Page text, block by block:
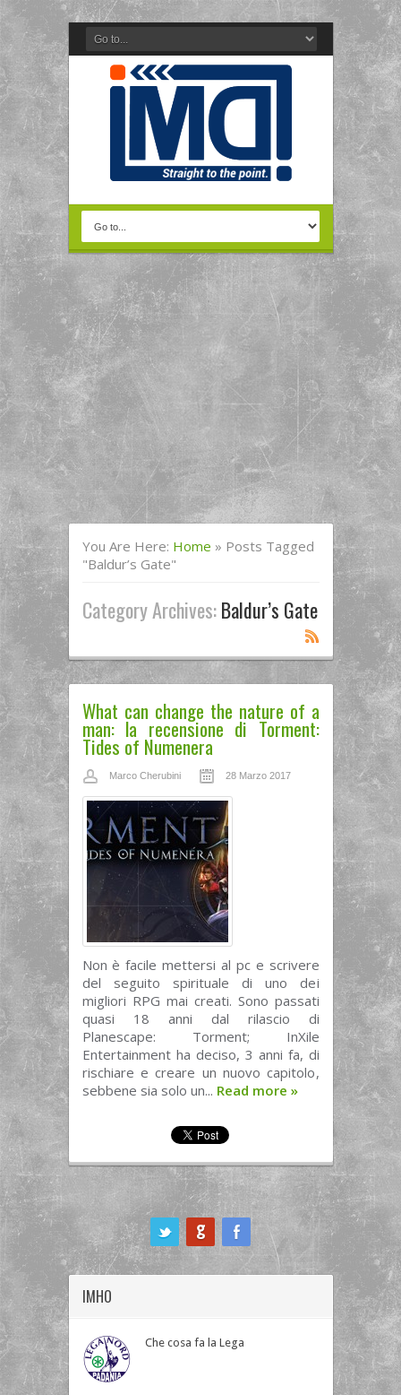
You Are Here: Home » Posts Tagged
"baldur’s Gate"
Category Archives:Baldur’s Gate
What can change the nature of a
man: la recensione di Torment:
Tides of Numenera
Marco Cherubini 28 Marzo 2017
Non è facile mettersi al pc e scrivere
del seguito spirituale di uno dei
migliori RPG mai creati. Sono passati
quasi 18 anni dal rilascio di
Planescape: Torment; InXile
Entertainment ha deciso, 3 anni fa, di
rischiare e creare un nuovo capitolo,
sebbene sia solo un... Read more »
IMHO
Che cosa fa la Lega